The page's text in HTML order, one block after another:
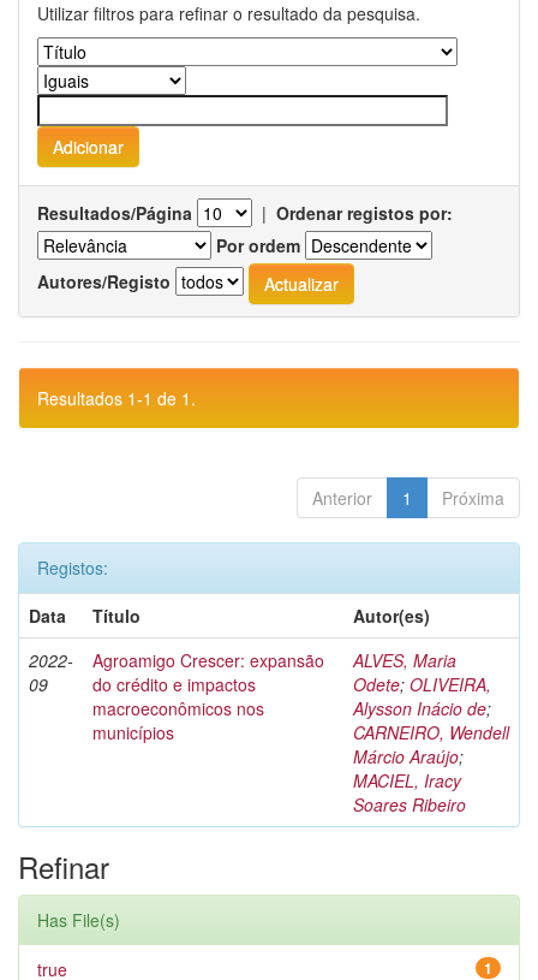
Utilizar filtros para refinar o resultado da pesquisa.
Resultados/Página | Ordenar registos por:
Por ordem
Autores/Registo
Resultados 1-1 de 1.
Anterior 1 Próxima
Registos:
Data
Título
Autor(es)
2022-
09
Agroamigo Crescer: expansão
do crédito e impactos
macroeconômicos nos
municípios
ALVES, Maria
Odete; OLIVEIRA,
Alysson Inácio de;
CARNEIRO, Wendell
Márcio Araújo;
MACIEL, Iracy
Soares Ribeiro
Refinar
Has File(s)
1
true